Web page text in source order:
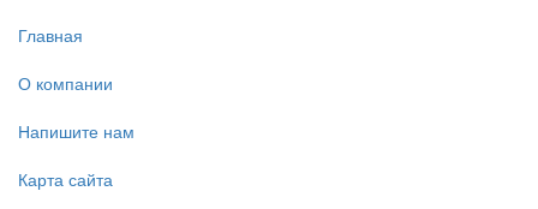
Главная
О компании
Напишите нам
Карта сайта